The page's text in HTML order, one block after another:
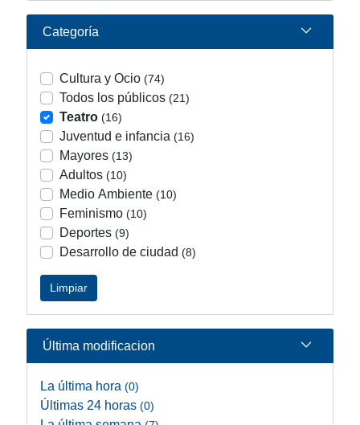
Categoría
Cultura y Ocio (74)
Todos los públicos (21)
Teatro (16)
Juventud e infancia (16)
Mayores (13)
Adultos (10)
Medio Ambiente (10)
Feminismo (10)
Deportes (9)
Desarrollo de ciudad (8)
Limpiar
Última modificacion
La última hora (0)
Últimas 24 horas (0)